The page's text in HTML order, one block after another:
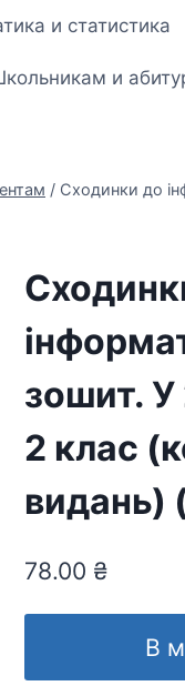
и статистика
и
/ Сходинки до
зошит. У
2 клас
видань)
78.00 ₴
В